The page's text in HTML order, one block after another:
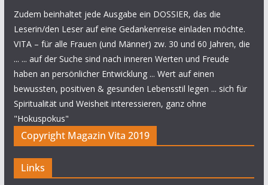
Zudem beinhaltet jede Ausgabe ein DOSSIER, das die
Leserin/den Leser auf eine Gedankenreise einladen möchte.
VITA – für alle Frauen (und Männer) zw. 30 und 60 Jahren, die
... ... auf der Suche sind nach inneren Werten und Freude
haben an persönlicher Entwicklung ... Wert auf einen
bewussten, positiven & gesunden Lebensstil legen ... sich für
Spiritualität und Weisheit interessieren, ganz ohne
"Hokuspokus"
Copyright Magazin Vita 2019
Links